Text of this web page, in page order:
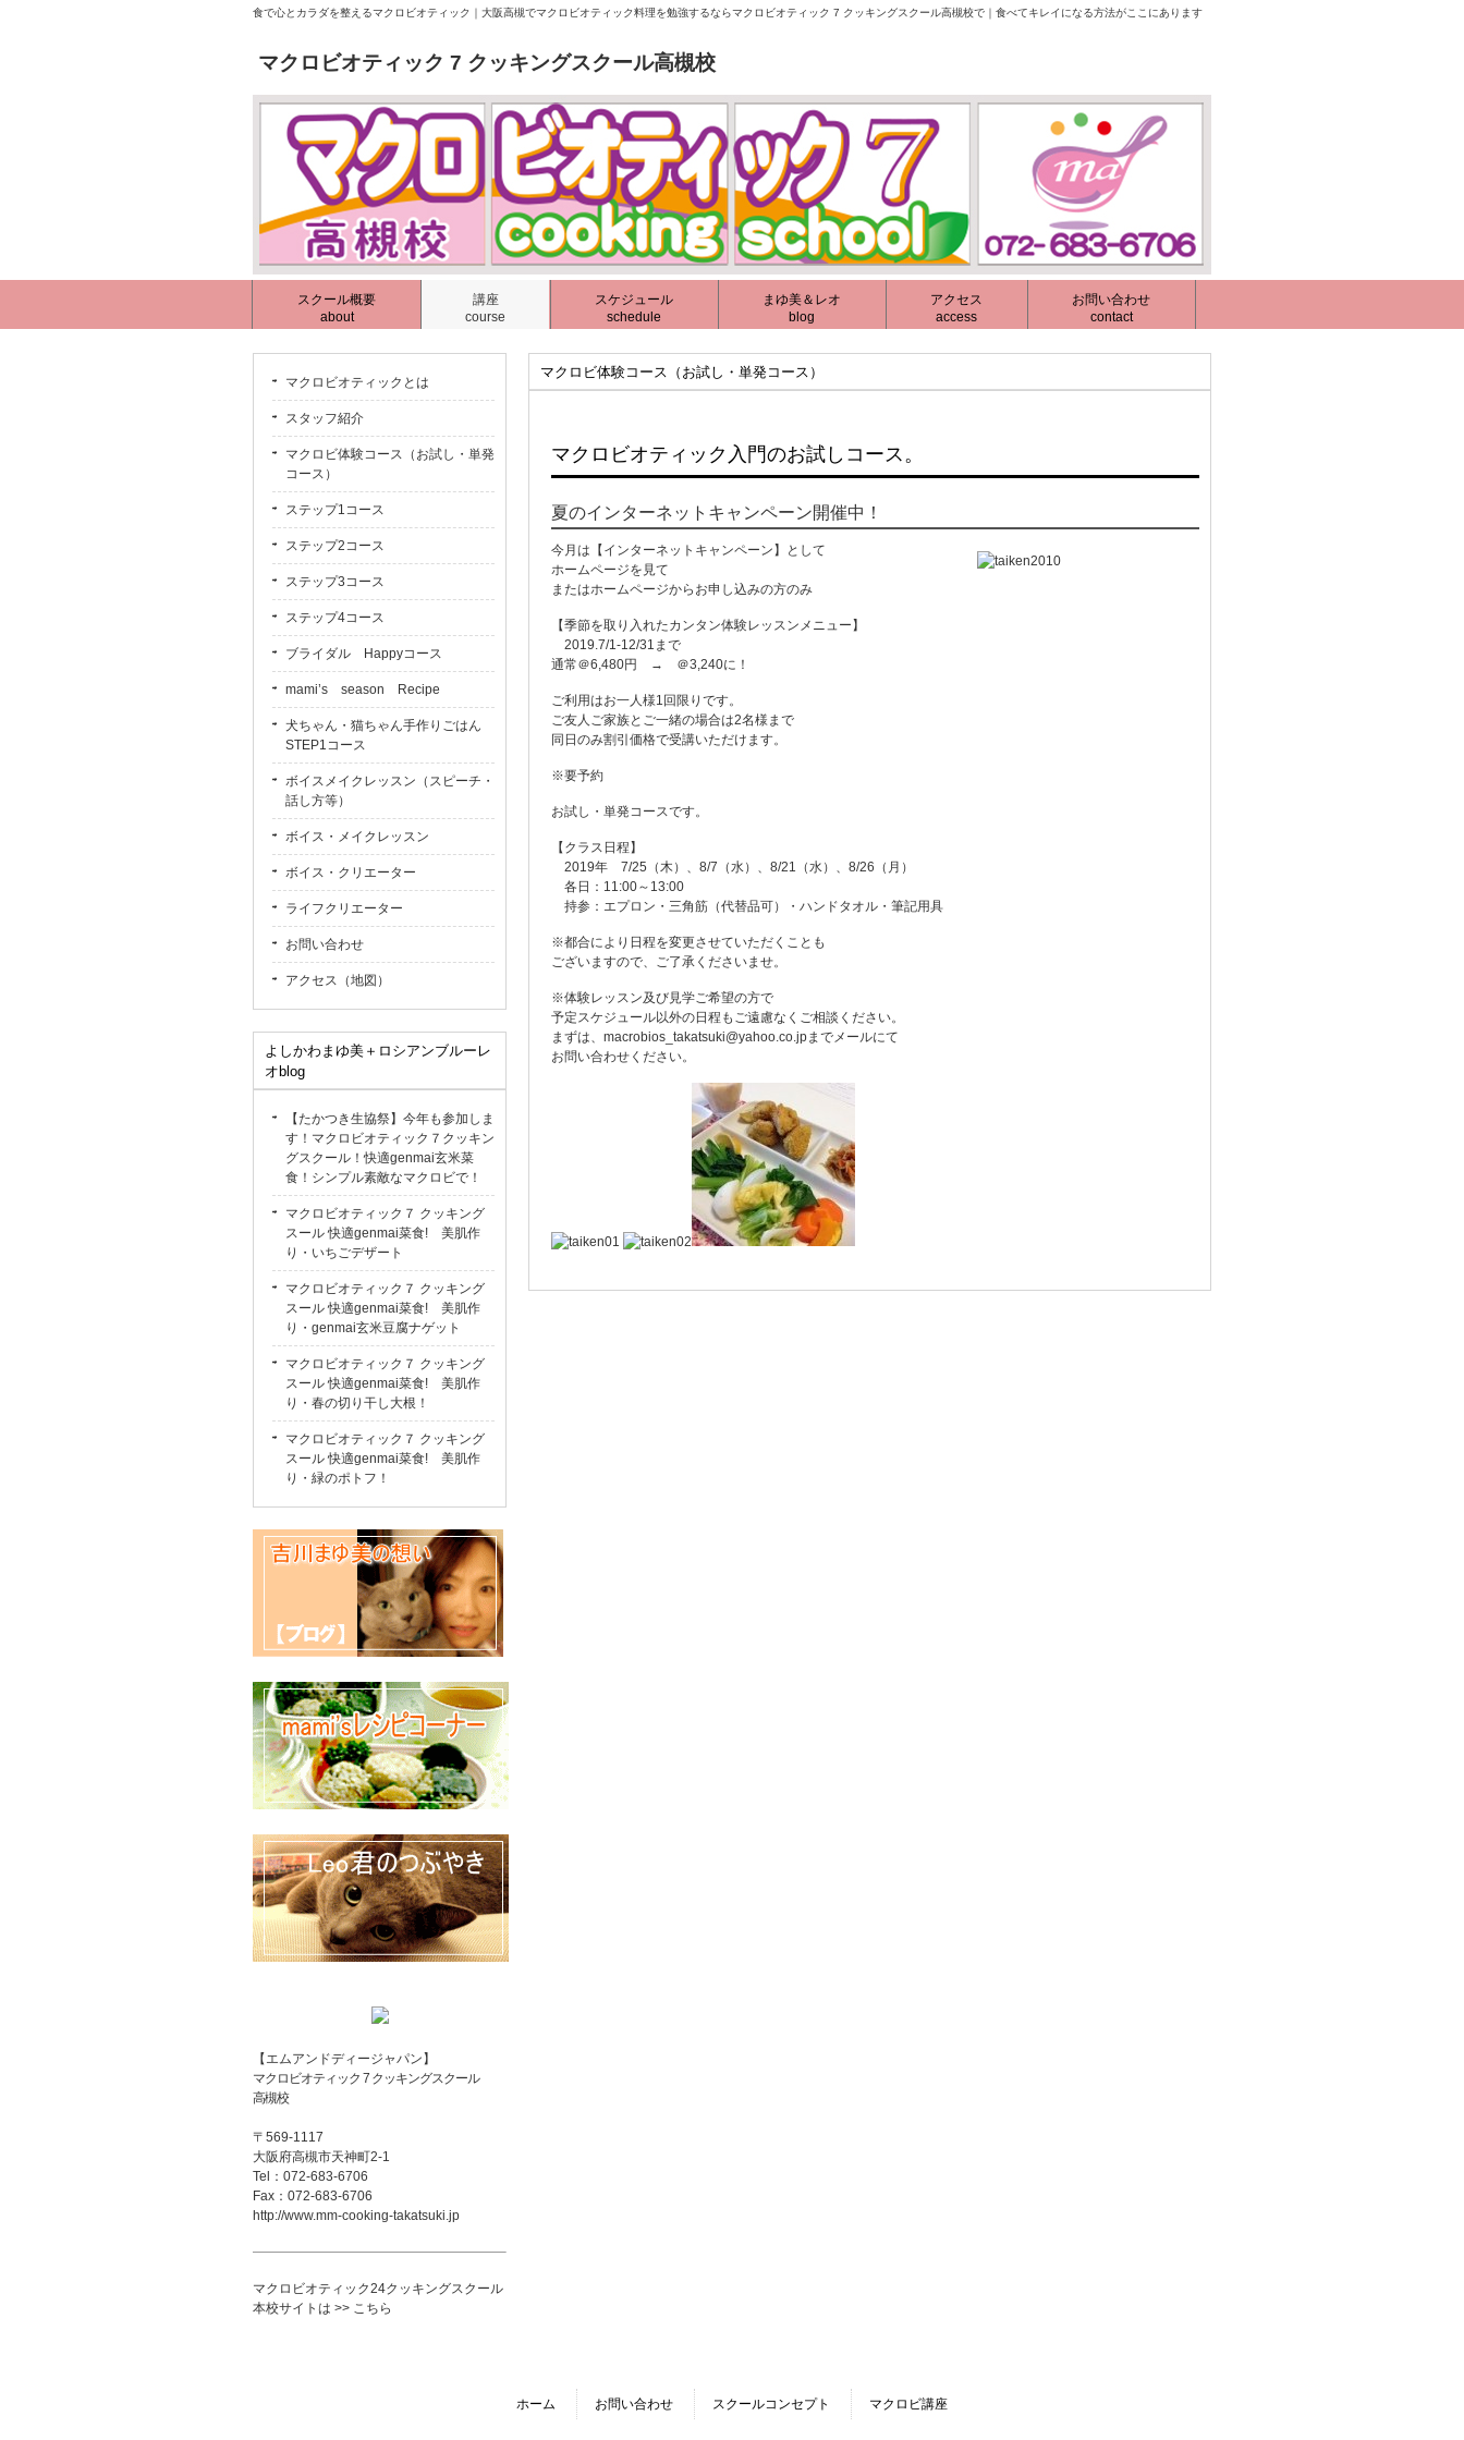
食で心とカラダを整えるマクロビオティック｜大阪高槻でマクロビオティック料理を勉強するならマクロビオティック 7 クッキングスクール高槻校で｜食べてキレイになる方法がここにあります
マクロビオティック 7 クッキングスクール高槻校
スクール概要
about
講座
course
スケジュール
schedule
まゆ美＆レオ
blog
アクセス
access
お問い合わせ
contact
マクロビ体験コース（お試し・単発コース）
マクロビオティック入門のお試しコース。
夏のインターネットキャンペーン開催中！
今月は【インターネットキャンペーン】として
ホームページを見て
またはホームページからお申し込みの方のみ
【季節を取り入れたカンタン体験レッスンメニュー】
2019.7/1-12/31まで
通常＠6,480円 → ＠3,240に！
ご利用はお一人様1回限りです。
ご友人ご家族とご一緒の場合は2名様まで
同日のみ割引価格で受講いただけます。
※要予約
お試し・単発コースです。
【クラス日程】
2019年 7/25（木）、8/7（水）、8/21（水）、8/26（月）
各日：11:00～13:00
持参：エプロン・三角筋（代替品可）・ハンドタオル・筆記用具
※都合により日程を変更させていただくことも
ございますので、ご了承くださいませ。
※体験レッスン及び見学ご希望の方で
予定スケジュール以外の日程もご遠慮なくご相談ください。
まずは、macrobios_takatsuki@yahoo.co.jpまでメールにて
お問い合わせください。
マクロビオティックとは
スタッフ紹介
マクロビ体験コース（お試し・単発
コース）
ステップ1コース
ステップ2コース
ステップ3コース
ステップ4コース
ブライダル Happyコース
mami’s season Recipe
犬ちゃん・猫ちゃん手作りごはん
STEP1コース
ボイスメイクレッスン（スピーチ・
話し方等）
ボイス・メイクレッスン
ボイス・クリエーター
ライフクリエーター
お問い合わせ
アクセス（地図）
よしかわまゆ美＋ロシアンブルーレ
オblog
【たかつき生協祭】今年も参加しま
す！マクロビオティック７クッキン
グスクール！快適genmai玄米菜
食！シンプル素敵なマクロビで！
マクロビオティック７ クッキング
スール 快適genmai菜食! 美肌作
り・いちごデザート
マクロビオティック７ クッキング
スール 快適genmai菜食! 美肌作
り・genmai玄米豆腐ナゲット
マクロビオティック７ クッキング
スール 快適genmai菜食! 美肌作
り・春の切り干し大根！
マクロビオティック７ クッキング
スール 快適genmai菜食! 美肌作
り・緑のポトフ！
【エムアンドディージャパン】
マクロビオティック 7 クッキングスクール
高槻校
〒569-1117
大阪府高槻市天神町2-1
Tel：072-683-6706
Fax：072-683-6706
http://www.mm-cooking-takatsuki.jp
マクロビオティック24クッキングスクール
本校サイトは >> こちら
ホーム お問い合わせ スクールコンセプト マクロビ講座